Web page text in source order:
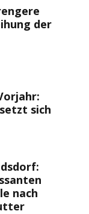
der
sich
nach